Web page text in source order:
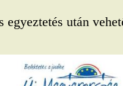
egyeztetés után